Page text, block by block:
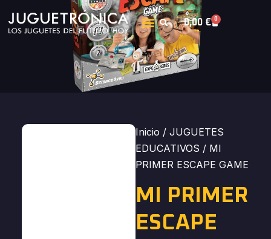
0,00 € 0
Inicio / JUGUETES
EDUCATIVOS / MI
PRIMER ESCAPE GAME
MI PRIMER
ESCAPE